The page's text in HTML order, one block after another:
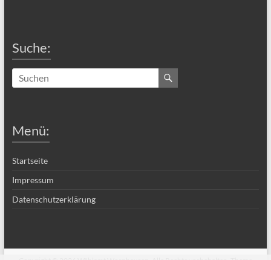
Suche:
Menü:
Startseite
Impressum
Datenschutzerklärung